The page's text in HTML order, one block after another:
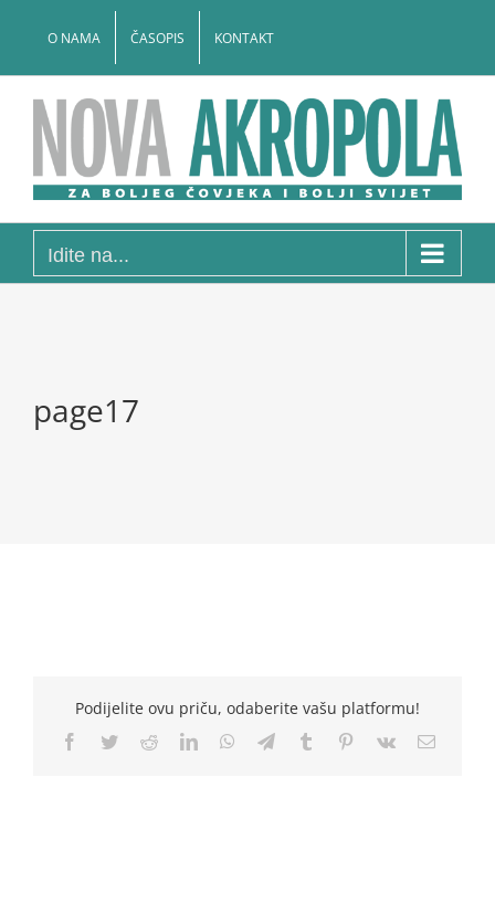
O NAMA ČASOPIS KONTAKT
Idite na...
page17
Podijelite ovu priču, odaberite vašu platformu!
Facebook
TwitterRedditLinkedInWhatsApp
TelegramTumblr Pinterest
Vk Email